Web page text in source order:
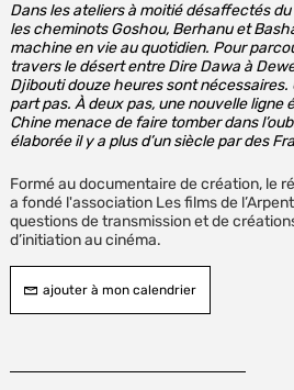
Dans les ateliers à moitié désaffectés
les cheminots Goshou, Berhanu et
machine en vie au quotidien. Pour
travers le désert entre Dire Dawa à
Djibouti douze heures sont nécessaires.
part pas. À deux pas, une nouvelle
Chine menace de faire tomber dans
élaborée il y a plus d’un siècle par des
Formé au documentaire de création, le
a fondé l'association Les films de
questions de transmission et de
d’initiation au cinéma.
ajouter à mon calendrier